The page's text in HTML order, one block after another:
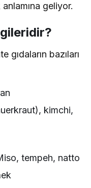
geliyor.
bazıları
kimchi,
tempeh, natto